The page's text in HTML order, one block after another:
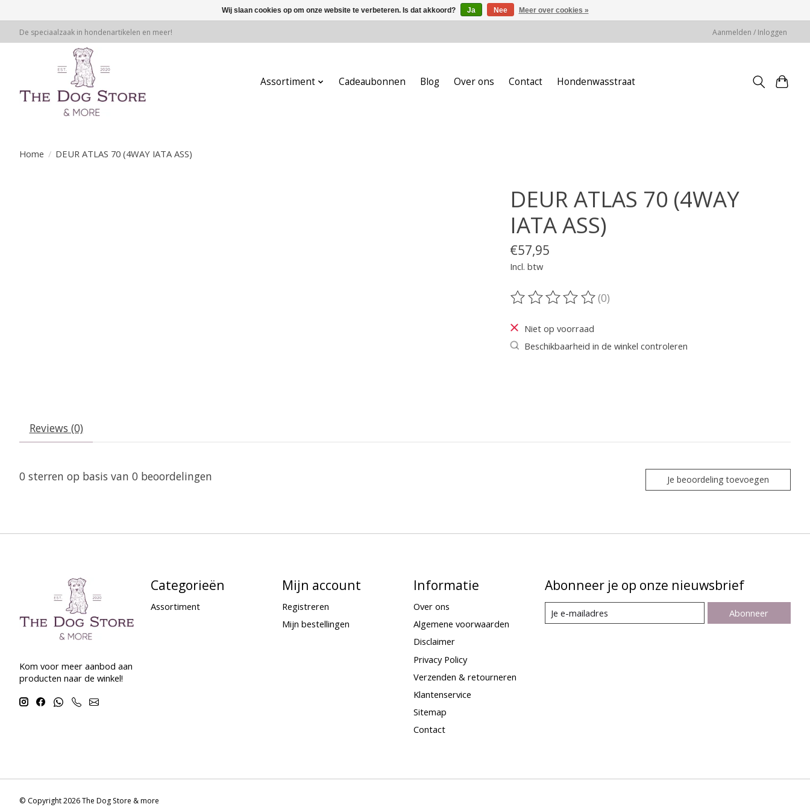
De speciaalzaak in hondenartikelen en meer! Aanmelden / Inloggen
Assortiment Cadeaubonnen Blog Over ons Contact Hondenwasstraat
Home / DEUR ATLAS 70 (4WAY IATA ASS)
DEUR ATLAS 70 (4WAY
IATA ASS)
€57,95
Incl. btw
De beoordeling van dit product is
(0)
Niet op voorraad
Beschikbaarheid in de winkel controleren
Reviews (0)
0 sterren op basis van 0 beoordelingen Je beoordeling toevoegen
Kom voor meer aanbod aan
producten naar de winkel!
Categorieën
Assortiment
Mijn account
Registreren
Mijn bestellingen
Informatie
Over ons
Algemene voorwaarden
Disclaimer
Privacy Policy
Verzenden & retourneren
Klantenservice
Sitemap
Contact
Abonneer je op onze nieuwsbrief
Abonneer
© Copyright 2026 The Dog Store & more
Wij slaan cookies op om onze website te verbeteren. Is dat akkoord? Ja Nee Meer over cookies »